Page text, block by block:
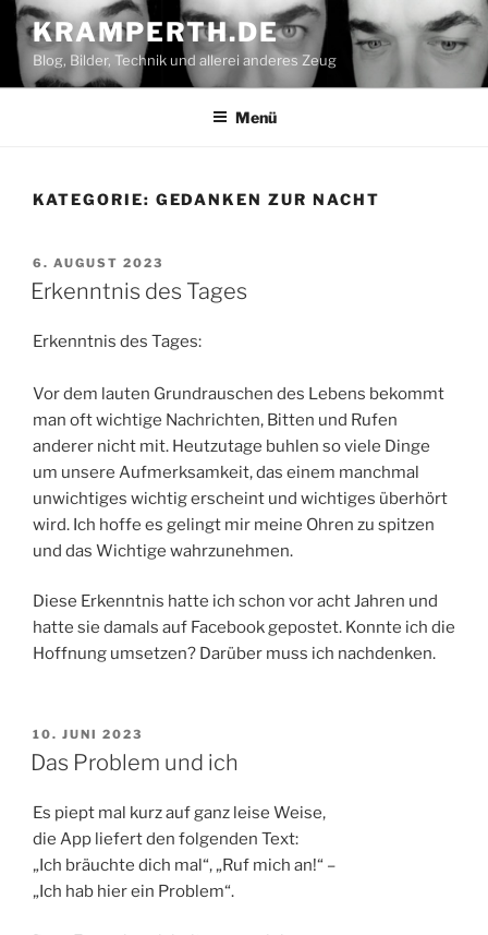
Zum
Inhalt
springen
KRAMPERTH.DE
Blog, Bilder, Technik und allerei anderes Zeug
Menü
KATEGORIE: GEDANKEN ZUR NACHT
VERÖFFENTLICHT
AM
6. AUGUST 2023
Erkenntnis des Tages
Erkenntnis des Tages:
Vor dem lauten Grundrauschen des Lebens bekommt
man oft wichtige Nachrichten, Bitten und Rufen
anderer nicht mit. Heutzutage buhlen so viele Dinge
um unsere Aufmerksamkeit, das einem manchmal
unwichtiges wichtig erscheint und wichtiges überhört
wird. Ich hoffe es gelingt mir meine Ohren zu spitzen
und das Wichtige wahrzunehmen.
Diese Erkenntnis hatte ich schon vor acht Jahren und
hatte sie damals auf Facebook gepostet. Konnte ich die
Hoffnung umsetzen? Darüber muss ich nachdenken.
VERÖFFENTLICHT
AM
10. JUNI 2023
Das Problem und ich
Es piept mal kurz auf ganz leise Weise,
die App liefert den folgenden Text:
„Ich bräuchte dich mal“, „Ruf mich an!“ –
„Ich hab hier ein Problem“.